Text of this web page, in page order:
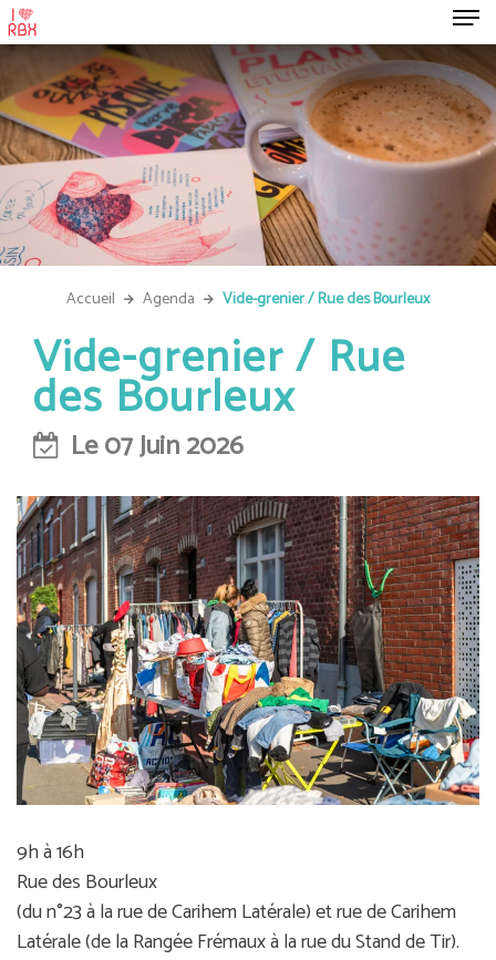
Accueil Agenda Vide-grenier / Rue des Bourleux
Vide-grenier / Rue
des Bourleux
Le 07 Juin 2026
9h à 16h
Rue des Bourleux
(du n°23 à la rue de Carihem Latérale) et rue de Carihem
Latérale (de la Rangée Frémaux à la rue du Stand de Tir).